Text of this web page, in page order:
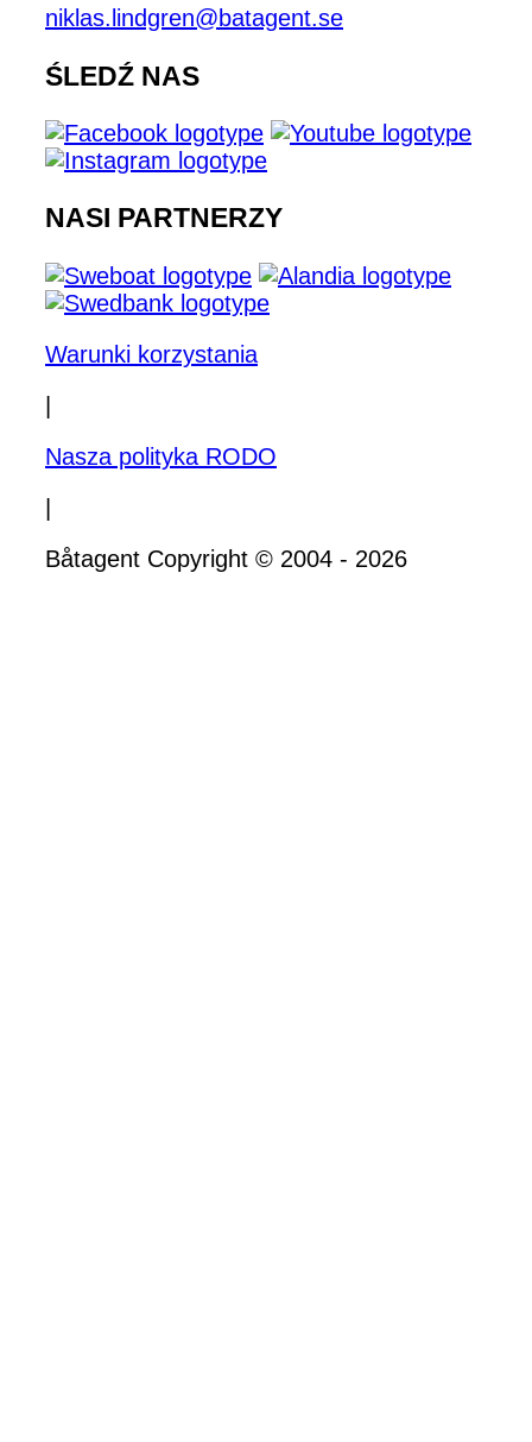
niklas.lindgren@batagent.se
ŚLEDŹ NAS
NASI PARTNERZY
Warunki korzystania
|
Nasza polityka RODO
|
Båtagent Copyright © 2004 - 2026